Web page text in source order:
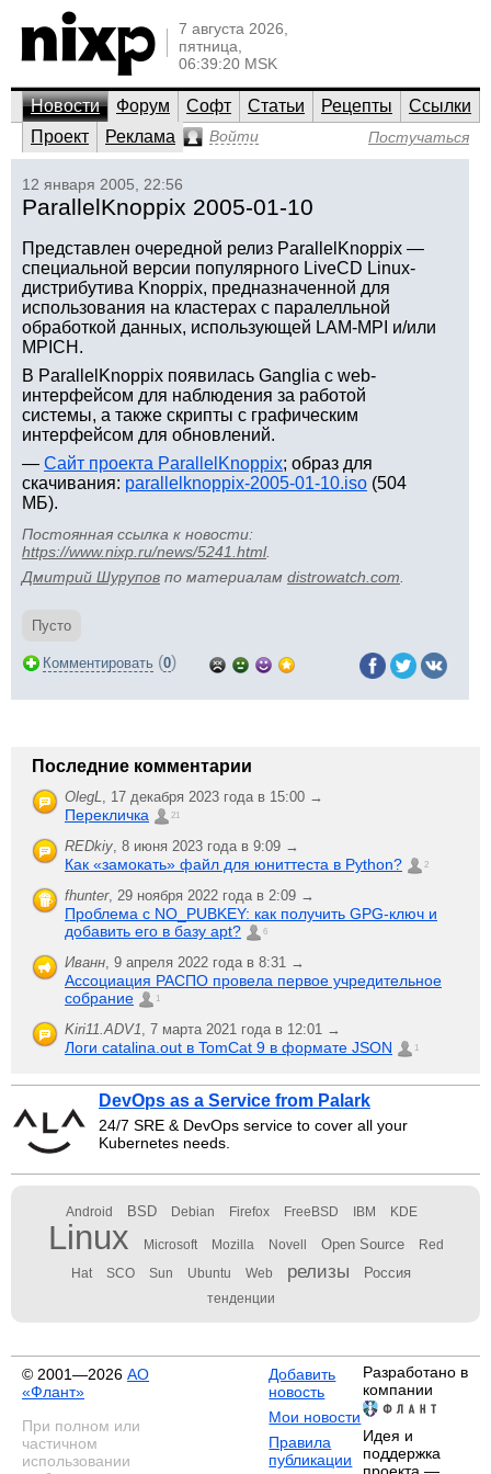
7 августа 2026,
пятница,
06:39:20 MSK
Новости Форум Софт Статьи Рецепты
Ссылки
Проект
Реклама Войти Постучаться
12 января 2005, 22:56
ParallelKnoppix 2005-01-10
Представлен очередной релиз ParallelKnoppix —
специальной версии популярного LiveCD Linux-
дистрибутива Knoppix, предназначенной для
использования на кластерах с паралелльной
обработкой данных, использующей LAM-MPI и/или
MPICH.
В ParallelKnoppix появилась Ganglia с web-
интерфейсом для наблюдения за работой
системы, а также скрипты с графическим
интерфейсом для обновлений.
— Сайт проекта ParallelKnoppix; образ для
скачивания: parallelknoppix-2005-01-10.iso (504
МБ).
Постоянная ссылка к новости:
https://www.nixp.ru/news/5241.html.
Дмитрий Шурупов по материалам distrowatch.com
Пусто
Комментировать (0)
Последние комментарии
OlegL, 17 декабря 2023 года в 15:00 →
Перекличка 21
REDkiy, 8 июня 2023 года в 9:09 →
Как «замокать» файл для юниттеста в Python? 2
fhunter, 29 ноября 2022 года в 2:09 →
Проблема с NO_PUBKEY: как получить GPG-ключ и
добавить его в базу apt?
6
Иванн, 9 апреля 2022 года в 8:31 →
Ассоциация РАСПО провела первое учредительное
собрание
1
Kiri11.ADV1, 7 марта 2021 года в 12:01 →
Логи catalina.out в TomCat 9 в формате JSON 1
DevOps as a Service from Palark
24/7 SRE & DevOps service to cover all your
Kubernetes needs.
Android BSD Debian Firefox FreeBSD IBM KDE
Linux Microsoft Mozilla Novell Open Source Red
Hat SCO Sun Ubuntu Web релизы Россия
тенденции
© 2001—2026 АО
«Флант»
При полном или
частичном
использовании
Добавить
новость
Мои новости
Правила
публикации
Разработано в
компании
Идея и
поддержка